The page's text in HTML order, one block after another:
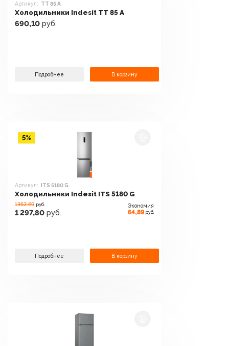
Артикул: TT 85 A
Холодильники Indesit TT 85 A
690,10 руб.
Подробнее В корзину
Артикул: ITS 5180 G
Холодильники Indesit ITS 5180 G
1362.69 руб.
1 297,80 руб.
Экономия
64,89 руб.
Подробнее В корзину
5%